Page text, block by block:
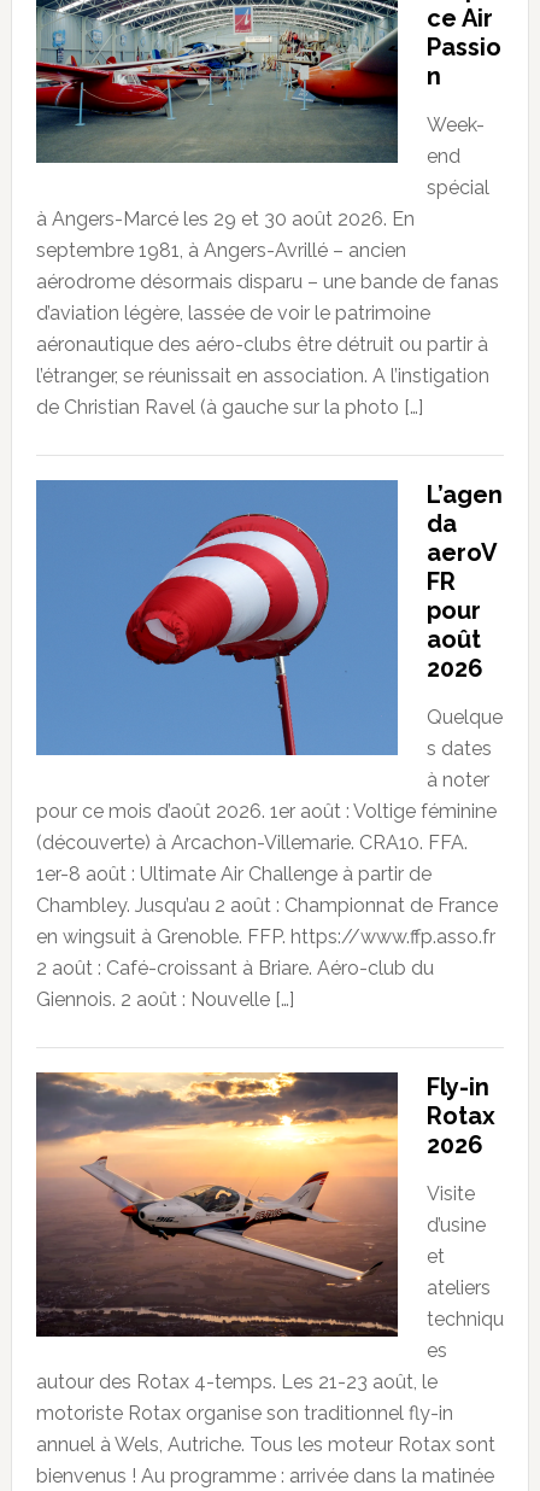
ce Air
Passio
n
Week-
end
spécial
à Angers-Marcé les 29 et 30 août 2026. En
septembre 1981, à Angers-Avrillé – ancien
aérodrome désormais disparu – une bande de fanas
d’aviation légère, lassée de voir le patrimoine
aéronautique des aéro-clubs être détruit ou partir à
l’étranger, se réunissait en association. A l’instigation
de Christian Ravel (à gauche sur la photo […]
L’agen
da
aeroV
FR
pour
août
2026
Quelque
s dates
à noter
pour ce mois d’août 2026. 1er août : Voltige féminine
(découverte) à Arcachon-Villemarie. CRA10. FFA.
1er-8 août : Ultimate Air Challenge à partir de
Chambley. Jusqu’au 2 août : Championnat de France
en wingsuit à Grenoble. FFP. https://www.ffp.asso.fr
2 août : Café-croissant à Briare. Aéro-club du
Giennois. 2 août : Nouvelle […]
Fly-in
Rotax
2026
Visite
d’usine
et
ateliers
techniqu
es
autour des Rotax 4-temps. Les 21-23 août, le
motoriste Rotax organise son traditionnel fly-in
annuel à Wels, Autriche. Tous les moteur Rotax sont
bienvenus ! Au programme : arrivée dans la matinée